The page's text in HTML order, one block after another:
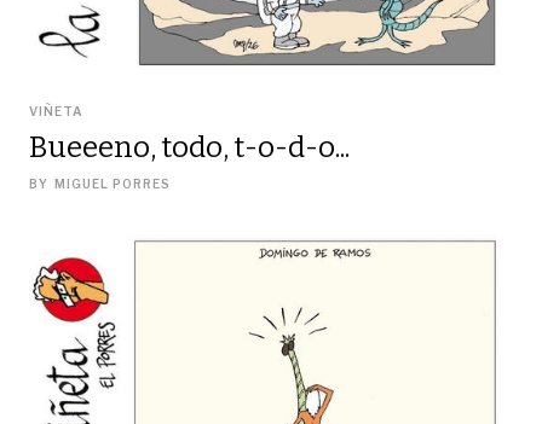
VIÑETA
Bueeeno, todo, t-o-d-o...
BY MIGUEL PORRES